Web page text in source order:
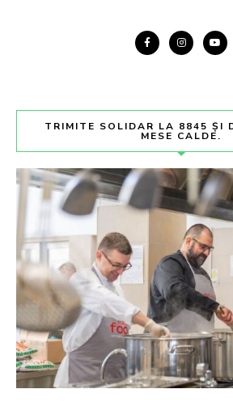
TRIMITE SOLIDAR LA 8845 ȘI
MESE CALDE.